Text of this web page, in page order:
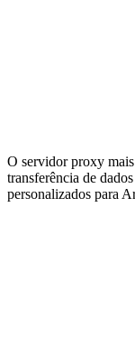
O servidor proxy
transferência de
personalizados para